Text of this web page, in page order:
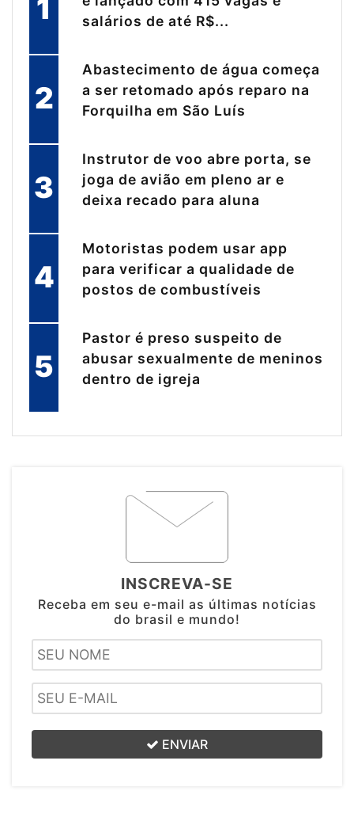
1
salários de até R$...
2
Abastecimento de água começa
a ser retomado após reparo na
Forquilha em São Luís
3
Instrutor de voo abre porta, se
joga de avião em pleno ar e
deixa recado para aluna
4
Motoristas podem usar app
para verificar a qualidade de
postos de combustíveis
5
Pastor é preso suspeito de
abusar sexualmente de meninos
dentro de igreja
INSCREVA-SE
Receba em seu e-mail as últimas notícias
do brasil e mundo!
ENVIAR